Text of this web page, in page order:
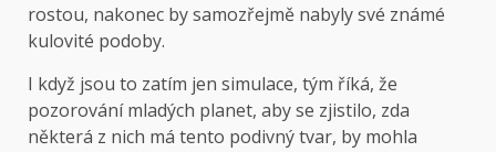
rostou, nakonec by samozřejmě nabyly své známé
kulovité podoby.
I když jsou to zatím jen simulace, tým říká, že
pozorování mladých planet, aby se zjistilo, zda
některá z nich má tento podivný tvar, by mohla